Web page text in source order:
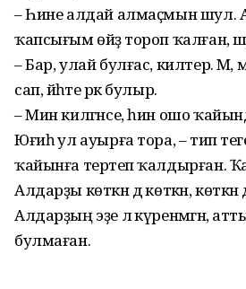
– Һине алдай алмаҫмын шул.
ҡапсығым өйҙә тороп ҡалған,
– Бар, улай булғас, килтер. Мә,
сап, йәһәте рәк булыр.
– Мин килгәнсе, һин ошо
Юғиһә ул ауырға тора, – тип
ҡайынға терәтеп ҡалдырған.
Алдарҙы көткән дә көткән, көткән
Алдарҙың эҙе лә күренмәгән,
булмаған.